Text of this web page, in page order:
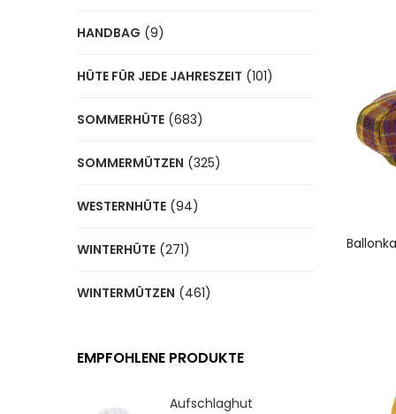
HANDBAG (9)
HÜTE FÜR JEDE JAHRESZEIT (101)
SOMMERHÜTE (683)
SOMMERMÜTZEN (325)
WESTERNHÜTE (94)
WINTERHÜTE (271)
WINTERMÜTZEN (461)
EMPFOHLENE PRODUKTE
Aufschlaghut